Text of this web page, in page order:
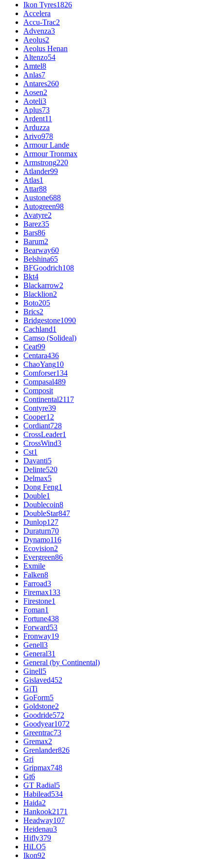
Ikon Tyres1826
Accelera
Accu-Trac2
Advenza3
Aeolus2
Aeolus Henan
Altenzo54
Amtel8
Anlas7
Antares260
Aosen2
Aoteli3
Aplus73
Ardent11
Arduzza
Arivo978
Armour Lande
Armour Tronmax
Armstrong220
Atlander99
Atlas1
Attar88
Austone688
Autogreen98
Avatyre2
Barez35
Bars86
Barum2
Bearway60
Belshina65
BFGoodrich108
Bkt4
Blackarrow2
Blacklion2
Boto205
Brics2
Bridgestone1090
Cachland1
Camso (Solideal)
Ceat99
Centara436
ChaoYang10
Comforser134
Compasal489
Composit
Continental2117
Contyre39
Cooper12
Cordiant728
CrossLeader1
CrossWind3
Cst1
Davanti5
Delinte520
Delmax5
Dong Feng1
Double1
Doublecoin8
DoubleStar847
Dunlop127
Duraturn70
Dynamo116
Ecovision2
Evergreen86
Exmile
Falken8
Farroad3
Firemax133
Firestone1
Foman1
Fortune438
Forward53
Fronway19
Genell3
General31
General (by Continental)
Ginell5
Gislaved452
GiTi
GoForm5
Goldstone2
Goodride572
Goodyear1072
Greentrac73
Gremax2
Grenlander826
Gri
Gripmax748
Gt6
GT Radial5
Habilead534
Haida2
Hankook2171
Headway107
Heidenau3
Hifly379
HiLO5
Ikon92